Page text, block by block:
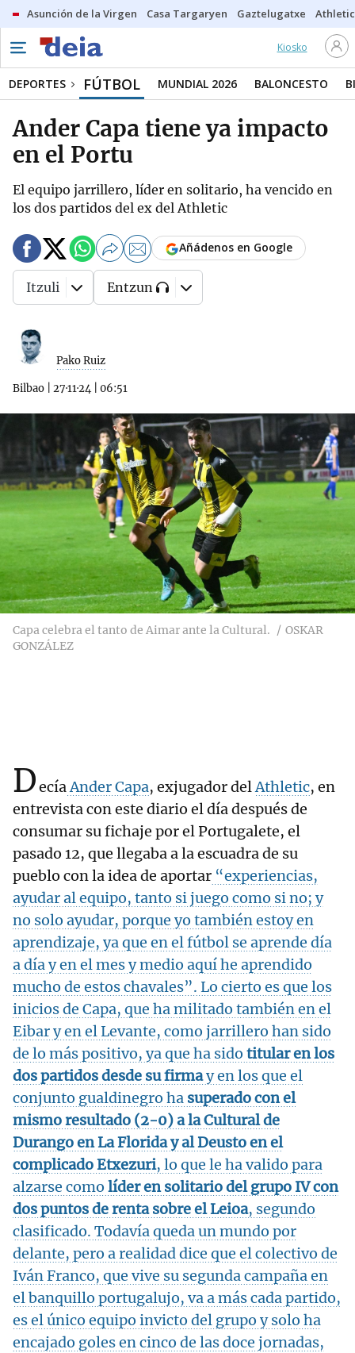
Asunción de la Virgen Casa Targaryen Gaztelugatxe Athletic
Kiosko
DEPORTES FÚTBOL MUNDIAL 2026 BALONCESTO
Ander Capa tiene ya impacto
en el Portu
El equipo jarrillero, líder en solitario, ha vencido en
los dos partidos del ex del Athletic
Pako Ruiz
Bilbao 27·11·24 06:51
Añádenos en Google
Itzuli Entzun
Capa celebra el tanto de Aimar ante la Cultural.
OSKAR
GONZÁLEZ
DecíaAnder Capa, exjugador delAthletic, en
entrevista con este diario el día después de
consumar su fichaje por el Portugalete, el
pasado 12, que llegaba a la escuadra de su
pueblo con la idea de aportar “experiencias,
ayudar al equipo, tanto si juego como si no; y
no solo ayudar, porque yo también estoy en
aprendizaje, ya que en el fútbol se aprende día
a día y en el mes y medio aquí he aprendido
mucho de estos chavales”. Lo cierto es que los
inicios de Capa, que ha militado también en el
Eibar y en el Levante, como jarrillero han sido
de lo más positivo, ya que ha sido titular en los
dos partidos desde su firmay en los que el
conjunto gualdinegro ha superado con el
mismo resultado (2-0) a la Cultural de
Durango en La Florida y al Deusto en el
complicado Etxezuri, lo que le ha valido para
alzarse como líder en solitario del grupo IV con
dos puntos de renta sobre el Leioa, segundo
clasificado. Todavía queda un mundo por
delante, pero a realidad dice que el colectivo de
Iván Franco, que vive su segunda campaña en
el banquillo portugalujo, va a más cada partido,
es el único equipo invicto del grupo y solo ha
encajado goles en cinco de las doce jornadas,